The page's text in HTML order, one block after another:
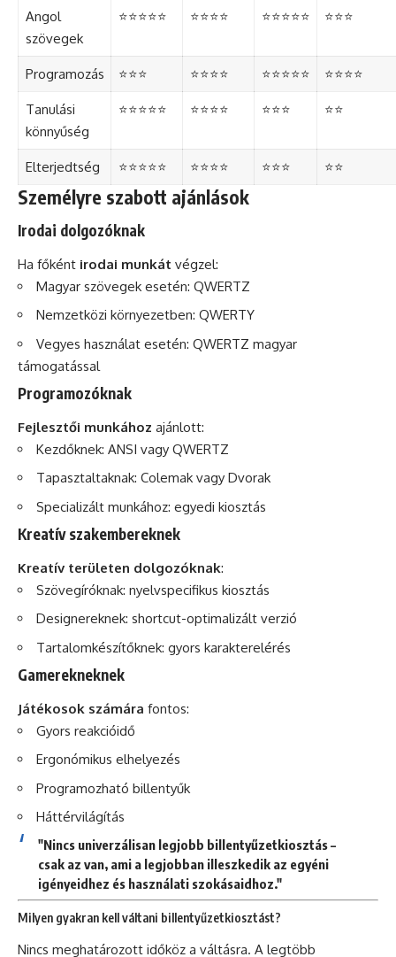
Angol
szövegek
⭐⭐⭐⭐⭐ ⭐⭐⭐⭐ ⭐⭐⭐⭐⭐ ⭐⭐⭐
Programozás ⭐⭐⭐ ⭐⭐⭐⭐ ⭐⭐⭐⭐⭐ ⭐⭐⭐⭐
Tanulási
könnyűség
⭐⭐⭐⭐⭐ ⭐⭐⭐⭐ ⭐⭐⭐ ⭐⭐
Elterjedtség ⭐⭐⭐⭐⭐ ⭐⭐⭐⭐ ⭐⭐⭐ ⭐⭐
Személyre szabott ajánlások
Irodai dolgozóknak
Ha főként irodai munkát végzel:
Magyar szövegek esetén: QWERTZ
Nemzetközi környezetben: QWERTY
Vegyes használat esetén: QWERTZ magyar
támogatással
Programozóknak
Fejlesztői munkához ajánlott:
Kezdőknek: ANSI vagy QWERTZ
Tapasztaltaknak: Colemak vagy Dvorak
Specializált munkához: egyedi kiosztás
Kreatív szakembereknek
Kreatív területen dolgozóknak:
Szövegíróknak: nyelvspecifikus kiosztás
Designereknek: shortcut-optimalizált verzió
Tartalomkészítőknek: gyors karakterelérés
Gamerekneknek
Játékosok számára fontos:
Gyors reakcióidő
Ergonómikus elhelyezés
Programozható billentyűk
Háttérvilágítás
"Nincs univerzálisan legjobb billentyűzetkiosztás –
csak az van, ami a legjobban illeszkedik az egyéni
igényeidhez és használati szokásaidhoz."
Milyen gyakran kell váltani billentyűzetkiosztást?
Nincs meghatározott időköz a váltásra. A legtöbb